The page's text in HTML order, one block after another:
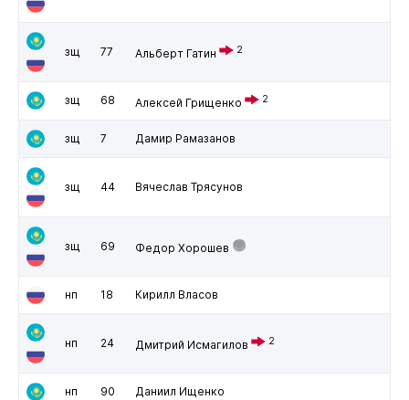
зщ 77 Альберт Гатин 2
зщ 68 Алексей Грищенко 2
зщ 7 Дамир Рамазанов
зщ 44 Вячеслав Трясунов
зщ 69 Федор Хорошев
нп 18 Кирилл Власов
нп 24 Дмитрий Исмагилов 2
нп 90 Даниил Ищенко